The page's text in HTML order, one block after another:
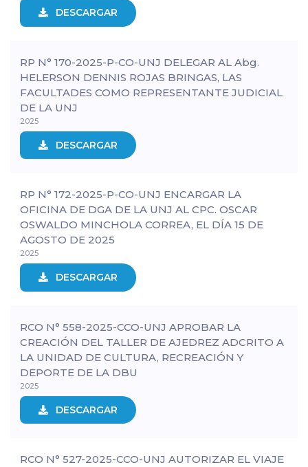
DESCARGAR
RP N° 170-2025-P-CO-UNJ DELEGAR AL Abg.
HELERSON DENNIS ROJAS BRINGAS, LAS
FACULTADES COMO REPRESENTANTE JUDICIAL
DE LA UNJ
2025
DESCARGAR
RP N° 172-2025-P-CO-UNJ ENCARGAR LA
OFICINA DE DGA DE LA UNJ AL CPC. OSCAR
OSWALDO MINCHOLA CORREA, EL DÍA 15 DE
AGOSTO DE 2025
2025
DESCARGAR
RCO N° 558-2025-CCO-UNJ APROBAR LA
CREACIÓN DEL TALLER DE AJEDREZ ADCRITO A
LA UNIDAD DE CULTURA, RECREACIÓN Y
DEPORTE DE LA DBU
2025
DESCARGAR
RCO N° 527-2025-CCO-UNJ AUTORIZAR EL VIAJE